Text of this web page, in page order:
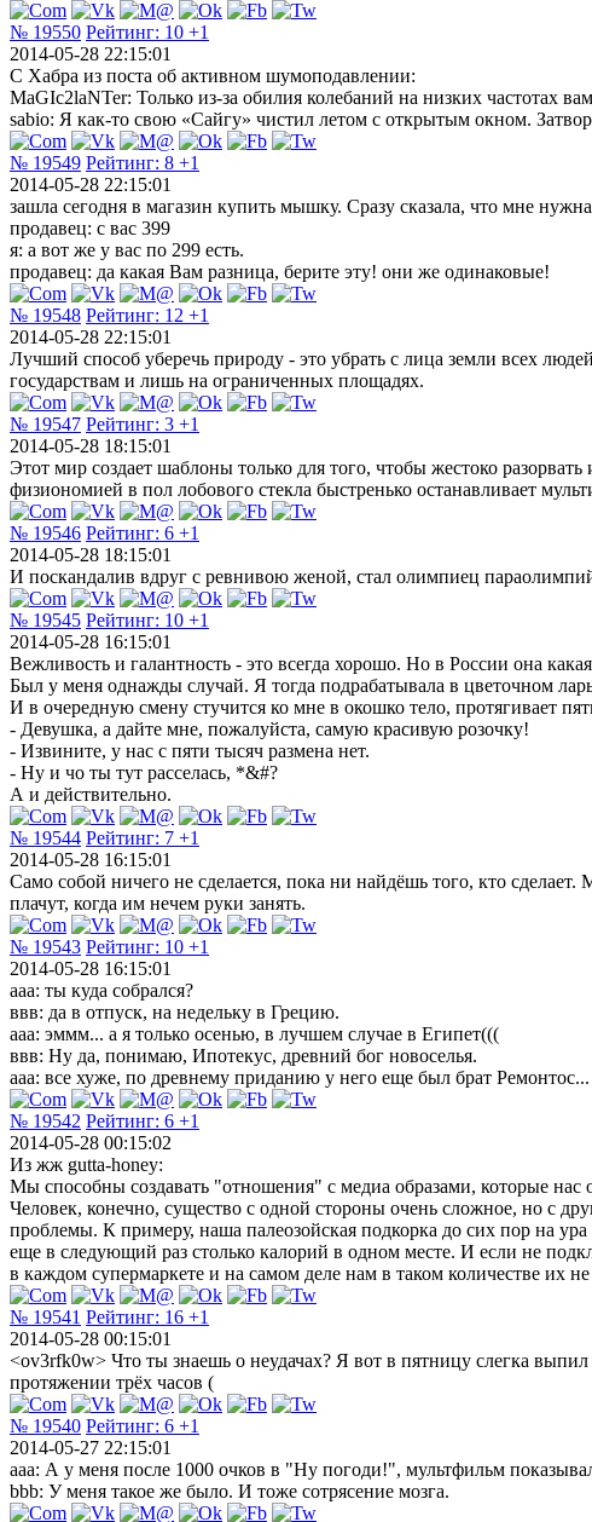
№ 19550 Рейтинг: 10 +1
2014-05-28 22:15:01
С Хабра из поста об активном шумоподавлении:
MaGIc2laNTer: Только из-за обилия колебаний на низких частотах
sabio: Я как-то свою «Сайгу» чистил летом с открытым окном.
№ 19549 Рейтинг: 8 +1
2014-05-28 22:15:01
зашла сегодня в магазин купить мышку. Сразу сказала, что мне
продавец: с вас 399
я: а вот же у вас по 299 есть.
продавец: да какая Вам разница, берите эту! они же одинаковые!
№ 19548 Рейтинг: 12 +1
2014-05-28 22:15:01
Лучший способ уберечь природу - это убрать с лица земли всех
государствам и лишь на ограниченных площадях.
№ 19547 Рейтинг: 3 +1
2014-05-28 18:15:01
Этот мир создает шаблоны только для того, чтобы жестоко
физиономией в пол лобового стекла быстренько останавливает
№ 19546 Рейтинг: 6 +1
2014-05-28 18:15:01
И поскандалив вдруг с ревнивою женой, стал олимпиец
№ 19545 Рейтинг: 10 +1
2014-05-28 16:15:01
Вежливость и галантность - это всегда хорошо. Но в России она
Был у меня однажды случай. Я тогда подрабатывала в цветочном
И в очередную смену стучится ко мне в окошко тело, протягивает
- Девушка, а дайте мне, пожалуйста, самую красивую розочку!
- Извините, у нас с пяти тысяч размена нет.
- Ну и чо ты тут расселась, *&#?
А и действительно.
№ 19544 Рейтинг: 7 +1
2014-05-28 16:15:01
Само собой ничего не сделается, пока ни найдёшь того, кто
плачут, когда им нечем руки занять.
№ 19543 Рейтинг: 10 +1
2014-05-28 16:15:01
ааа: ты куда собрался?
ввв: да в отпуск, на недельку в Грецию.
ааа: эммм... а я только осенью, в лучшем случае в Египет(((
ввв: Ну да, понимаю, Ипотекус, древний бог новоселья.
ааа: все хуже, по древнему приданию у него еще был брат Ремонтос...
№ 19542 Рейтинг: 6 +1
2014-05-28 00:15:02
Из жж gutta-honey:
Мы способны создавать "отношения" с медиа образами, которые нас
Человек, конечно, существо с одной стороны очень сложное, но с
проблемы. К примеру, наша палеозойская подкорка до сих пор на
еще в следующий раз столько калорий в одном месте. И если не
в каждом супермаркете и на самом деле нам в таком количестве их
№ 19541 Рейтинг: 16 +1
2014-05-28 00:15:01
<ov3rfk0w> Что ты знаешь о неудачах? Я вот в пятницу слегка
протяжении трёх часов (
№ 19540 Рейтинг: 6 +1
2014-05-27 22:15:01
aaa: А у меня после 1000 очков в "Ну погоди!", мультфильм
bbb: У меня такое же было. И тоже сотрясение мозга.